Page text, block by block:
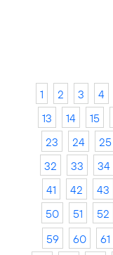
1 2 3 4
13
14 15
23
24 25
32
33 34
41
42 43
50
51 52
59
60 61